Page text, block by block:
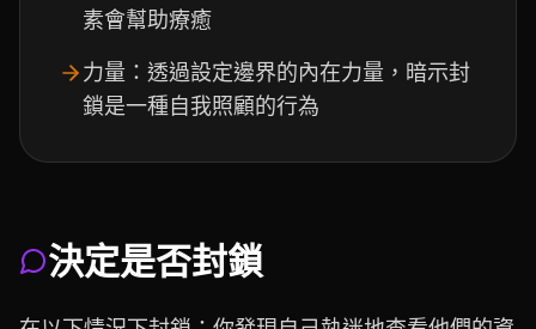
素會幫助療癒
力量：透過設定邊界的內在力量，暗示封
鎖是一種自我照顧的行為
決定是否封鎖